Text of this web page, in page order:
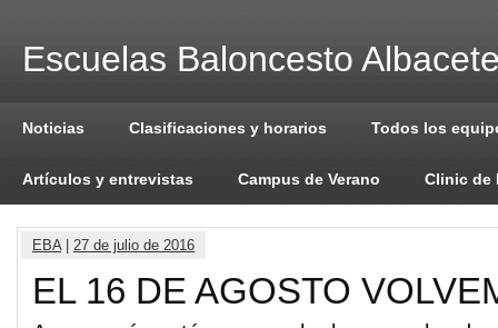
Escuelas Baloncesto
Noticias Clasificaciones y horarios Todos los
Artículos y entrevistas Campus de Verano Clinic de
EBA| 27 de julio de 2016
EL 16 DE AGOSTO